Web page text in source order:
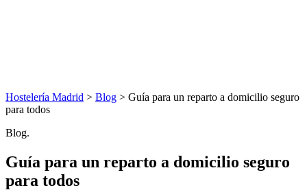
Hostelería Madrid > Blog > Guía para un reparto a domicilio seguro
para todos
Blog.
Guía para un reparto a domicilio seguro
para todos